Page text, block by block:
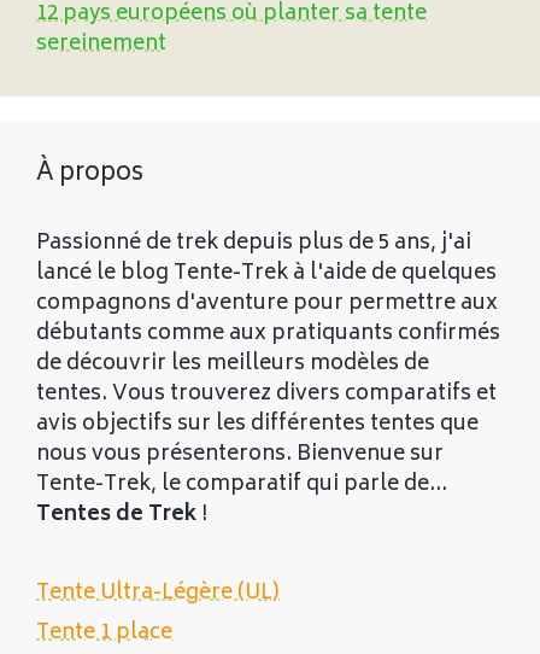
12 pays européens où planter sa tente
sereinement
À propos
Passionné de trek depuis plus de 5 ans, j'ai
lancé le blog Tente-Trek à l'aide de quelques
compagnons d'aventure pour permettre aux
débutants comme aux pratiquants confirmés
de découvrir les meilleurs modèles de
tentes. Vous trouverez divers comparatifs et
avis objectifs sur les différentes tentes que
nous vous présenterons. Bienvenue sur
Tente-Trek, le comparatif qui parle de...
Tentes de Trek !
Tente Ultra-Légère (UL)
Tente 1 place